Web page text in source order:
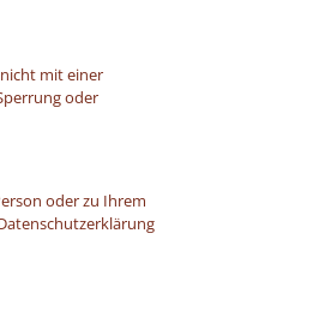
mit einer
oder
oder zu Ihrem